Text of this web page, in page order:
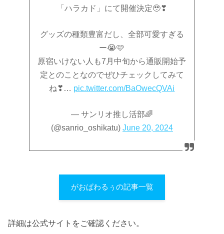
「ハラカド」にて開催決定🥹❣
グッズの種類豊富だし、全部可愛すぎる
ー😭🩷
原宿いけない人も7月中旬から通販開始予
定とのことなのでぜひチェックしてみて
ね❣… pic.twitter.com/BaOwecQVAi
— サンリオ推し活部🌈
(@sanrio_oshikatu) June 20, 2024
がおぱわるぅの記事一覧
詳細は公式サイトをご確認ください。